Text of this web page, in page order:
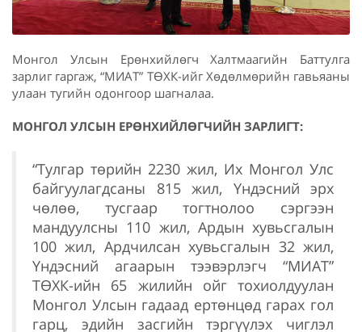
Монгол Улсын Ерөнхийлөгч Халтмаагийн Баттулга
зарлиг гаргаж, “МИАТ” ТӨХК-ийг Хөдөлмөрийн гавьяаны
улаан тугийн одонгоор шагналаа.
МОНГОЛ УЛСЫН ЕРӨНХИЙЛӨГЧИЙН ЗАРЛИГТ:
“Тулгар төрийн 2230 жил, Их Монгол Улс
байгуулагдсаны 815 жил, Үндэсний эрх
чөлөө, тусгаар тогтнолоо сэргээн
мандуулсны 110 жил, Ардын хувьсгалын
100 жил, Ардчилсан хувьсгалын 32 жил,
Үндэсний агаарын тээвэрлэгч “МИАТ”
ТӨХК-ийн 65 жилийн ойг тохиолдуулан
Монгол Улсын гадаад ертөнцөд гарах гол
гарц, эдийн засгийн тэргүүлэх чиглэл